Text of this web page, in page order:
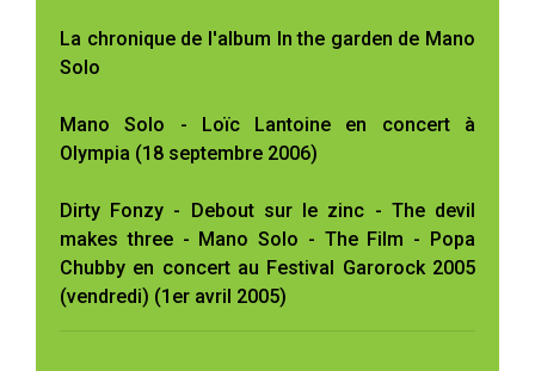
La chronique de l'album In the garden de Mano
Solo
Mano Solo - Loïc Lantoine en concert à
Olympia (18 septembre 2006)
Dirty Fonzy - Debout sur le zinc - The devil
makes three - Mano Solo - The Film - Popa
Chubby en concert au Festival Garorock 2005
(vendredi) (1er avril 2005)